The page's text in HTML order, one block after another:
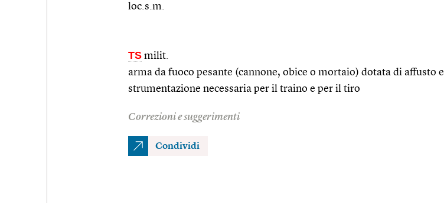
loc.s.m.
TS milit.
arma da fuoco pesante (cannone, obice o mortaio) dotata di affusto e
strumentazione necessaria per il traino e per il tiro
Correzioni e suggerimenti
Condividi